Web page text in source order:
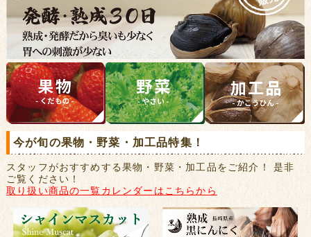
今が旬の果物・野菜・加工品特集！
スタッフがおすすめする果物・野菜・加工品をご紹介！ 是非
ご覧ください！
取り扱い商品の一覧カレンダーはこちらから